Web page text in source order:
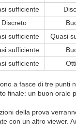
sufficiente
Discreto
sufficiente Quasi
sufficiente
sufficiente
a fasce di tre punti
finale: un buon orale
della prova
con un altro viewer.